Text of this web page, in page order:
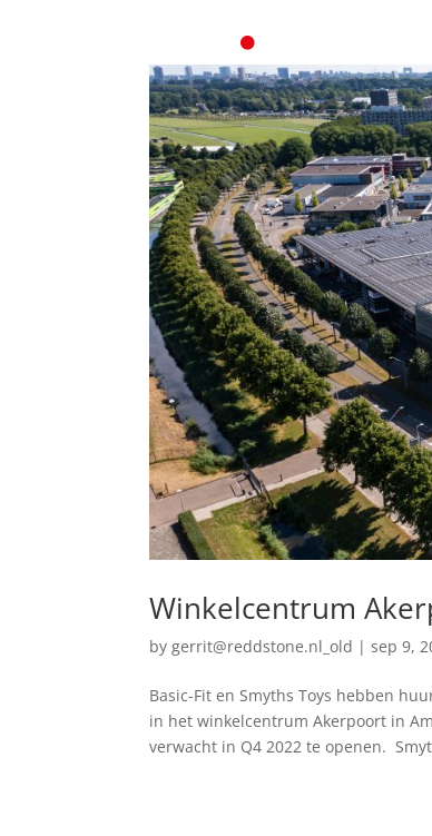
Winkelcentrum
bygerrit@reddstone.nl_old |sep 9,
Basic-Fit en Smyths Toys hebben
in het winkelcentrum Akerpoort in
verwacht in Q4 2022 te openen.